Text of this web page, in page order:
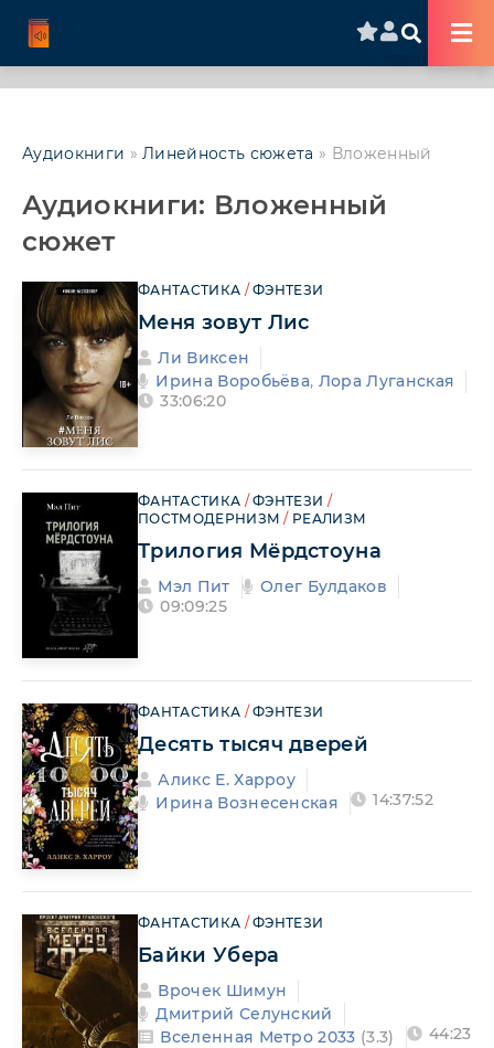
Аудиокниги »Линейность сюжета » Вложенный
Аудиокниги: Вложенный
сюжет
ФАНТАСТИКА /ФЭНТЕЗИ
Меня зовут Лис
Ли Виксен
Ирина Воробьёва, Лора Луганская
33:06:20
ФАНТАСТИКА /ФЭНТЕЗИ /
ПОСТМОДЕРНИЗМ / РЕАЛИЗМ
Трилогия Мёрдстоуна
Мэл Пит
Олег Булдаков
09:09:25
ФАНТАСТИКА /ФЭНТЕЗИ
Десять тысяч дверей
Аликс Е. Харроу
Ирина Вознесенская
14:37:52
ФАНТАСТИКА /ФЭНТЕЗИ
Байки Убера
Врочек Шимун
Дмитрий Селунский
Вселенная Метро 2033 (3.3) 44:23